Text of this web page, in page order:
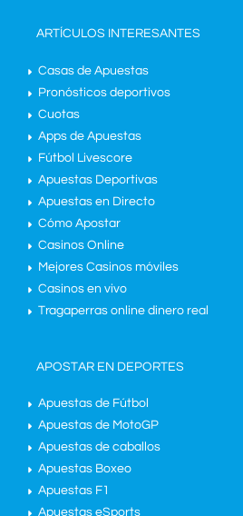
ARTÍCULOS INTERESANTES
Casas de Apuestas
Pronósticos deportivos
Cuotas
Apps de Apuestas
Fútbol Livescore
Apuestas Deportivas
Apuestas en Directo
Cómo Apostar
Casinos Online
Mejores Casinos móviles
Casinos en vivo
Tragaperras online dinero real
APOSTAR EN DEPORTES
Apuestas de Fútbol
Apuestas de MotoGP
Apuestas de caballos
Apuestas Boxeo
Apuestas F1
Apuestas eSports